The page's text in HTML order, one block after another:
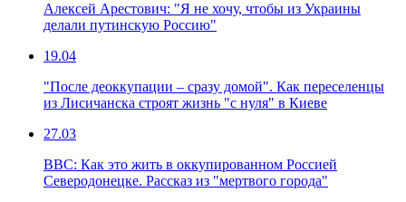
Алексей Арестович: "Я не хочу, чтобы из Украины
делали путинскую Россию"
19.04
"После деоккупации – сразу домой". Как переселенцы
из Лисичанска строят жизнь "с нуля" в Киеве
27.03
ВВС: Как это жить в оккупированном Россией
Северодонецке. Рассказ из "мертвого города"